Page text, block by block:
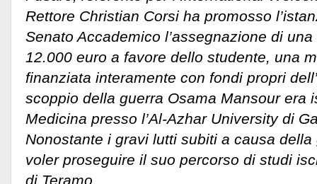
Rettore Christian Corsi ha promosso
Senato Accademico l’assegnazione di
12.000 euro a favore dello studente, una
finanziata interamente con fondi propri
scoppio della guerra Osama Mansour era
Medicina presso l’Al-Azhar University di
Nonostante i gravi lutti subiti a causa
voler proseguire il suo percorso di studi
di Teramo.